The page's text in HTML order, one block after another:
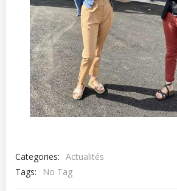
Categories: Actualités
Tags:
No Tag